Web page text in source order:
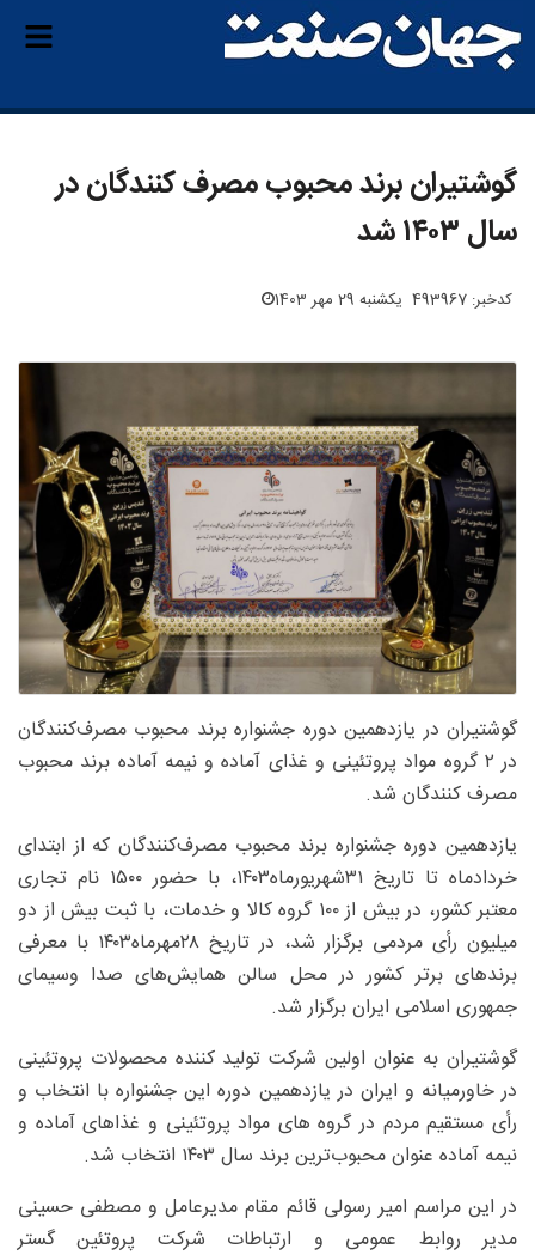
گوشتیران برند محبوب مصرف کنندگان در
سال ۱۴۰۳ شد
کدخبر: 493967 یکشنبه 29 مهر 1403
گوشتیران در یازدهمین دوره جشنواره برند محبوب مصرف‌کنندگان
در ۲ گروه مواد پروتئینی و غذای آماده و نیمه آماده برند محبوب
مصرف کنندگان شد.
یازدهمین دوره جشنواره برند محبوب مصرف‌کنندگان که از ابتدای
خردادماه تا تاریخ ۳۱شهریورماه۱۴۰۳، با حضور ۱۵۰۰ نام تجاری
معتبر کشور، در بیش از ۱۰۰ گروه کالا و خدمات، با ثبت بیش از دو
میلیون رأی مردمی برگزار شد، در تاریخ ۲۸مهرماه۱۴۰۳ با معرفی
برندهای برتر کشور در محل سالن همایش‌های صدا وسیمای
جمهوری اسلامی ایران برگزار شد.
گوشتیران به عنوان اولین شرکت تولید کننده محصولات پروتئینی
در خاورمیانه و ایران در یازدهمین دوره این جشنواره با انتخاب و
رأی مستقیم مردم در گروه های مواد پروتئینی و غذاهای آماده و
نیمه آماده عنوان محبوب‌ترین برند سال ۱۴۰۳ انتخاب شد.
در این مراسم امیر رسولی قائم مقام مدیرعامل و مصطفی حسینی
مدیر روابط عمومی و ارتباطات شرکت پروتئین گستر